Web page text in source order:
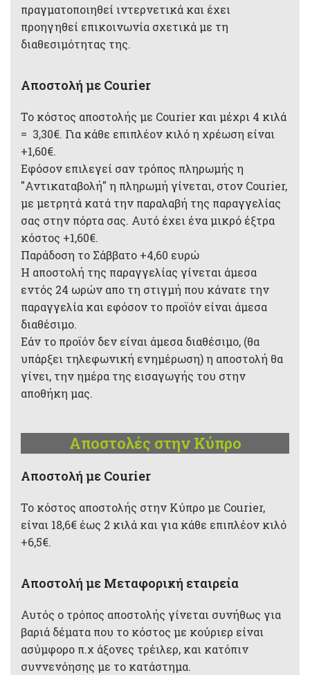
πραγματοποιηθεί ιντερνετικά και έχει
προηγηθεί επικοινωνία σχετικά με τη
διαθεσιμότητας της.
Αποστολή με Courier
Το κόστος αποστολής με Courier και μέχρι 4 κιλά
= 3,30€. Για κάθε επιπλέον κιλό η χρέωση είναι
+1,60€.
Εφόσον επιλεγεί σαν τρόπος πληρωμής η
"Αντικαταβολή" η πληρωμή γίνεται, στον Courier,
με μετρητά κατά την παραλαβή της παραγγελίας
σας στην πόρτα σας. Αυτό έχει ένα μικρό έξτρα
κόστος +1,60€.
Παράδοση το Σάββατο +4,60 ευρώ
Η αποστολή της παραγγελίας γίνεται άμεσα
εντός 24 ωρών απο τη στιγμή που κάνατε την
παραγγελία και εφόσον το προϊόν είναι άμεσα
διαθέσιμο.
Εάν το προϊόν δεν είναι άμεσα διαθέσιμο, (θα
υπάρξει τηλεφωνική ενημέρωση) η αποστολή θα
γίνει, την ημέρα της εισαγωγής του στην
αποθήκη μας.
Αποστολές στην Κύπρο
Aποστολή με Courier
Το κόστος αποστολής στην Κύπρο με Courier,
είναι 18,6€ έως 2 κιλά και για κάθε επιπλέον κιλό
+6,5€.
Αποστολή με Μεταφορική εταιρεία
Αυτός ο τρόπος αποστολής γίνεται συνήθως για
βαριά δέματα που το κόστος με κούριερ είναι
ασύμφορο π.χ άξονες τρέιλερ, και κατόπιν
συννενόησης με το κατάστημα.